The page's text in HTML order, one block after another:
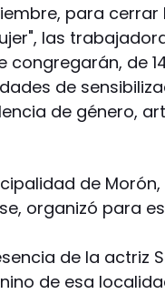
para cerrar
las
congregarán, de
de
de género,
de
organizó para
de la actriz
de esa